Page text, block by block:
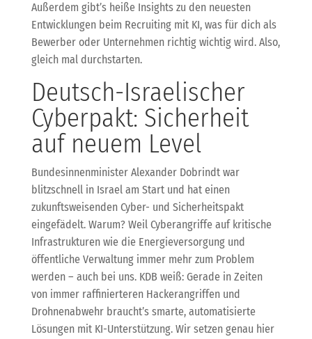
Außerdem gibt’s heiße Insights zu den neuesten
Entwicklungen beim Recruiting mit KI, was für dich als
Bewerber oder Unternehmen richtig wichtig wird. Also,
gleich mal durchstarten.
Deutsch-Israelischer
Cyberpakt: Sicherheit
auf neuem Level
Bundesinnenminister Alexander Dobrindt war
blitzschnell in Israel am Start und hat einen
zukunftsweisenden Cyber- und Sicherheitspakt
eingefädelt. Warum? Weil Cyberangriffe auf kritische
Infrastrukturen wie die Energieversorgung und
öffentliche Verwaltung immer mehr zum Problem
werden – auch bei uns. KDB weiß: Gerade in Zeiten
von immer raffinierteren Hackerangriffen und
Drohnenabwehr braucht’s smarte, automatisierte
Lösungen mit KI-Unterstützung. Wir setzen genau hier